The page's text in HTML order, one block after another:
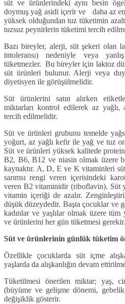
süt ve ürünlerindeki aynı besin
doymuş yağ asidi içerir ve daha az
yüksek olduğundan tuz tüketimin
tuzsuz peynirlerin tüketimi tercih
Bazı bireyler, alerji, süt şekeri olan
intoleransı) nedeniyle veya
tüketmezler. Bu bireyler için laktoz
süt ürünleri bulunur. Alerji veya
diyetisyen ile görüşülmelidir.
Süt ürünlerini satın alırken
miktarları kontrol edilerek az yağlı,
tercih edilmelidir.
Süt ve ürünleri grubunu temelde
yoğurt, az yağlı kefir ile yağ ve tuz
Süt ve ürünleri yüksek kalitede
B2, B6, B12 ve niasin olmak üzere
kaynaktır. A, D, E ve K vitaminleri
sarımsı rengi veren içerisindeki
veren B2 vitaminidir (riboflavin). Süt
vitamin içeriği de azalır.
düşük düzeydedir. Başta çocuklar ve
kadınlar ve yaşlılar olmak üzere
ve ürünlerini her gün tüketmesi gerekir.
Süt ve ürünlerinin günlük tüketim
Özellikle çocuklarda süt içme
yaşlarda da alışkanlığın devam
Tüketilmesi önerilen miktar; yaş,
(büyüme ve gelişme dönemi,
değişiklik gösterir.